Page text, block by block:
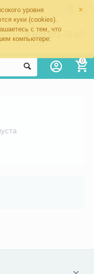
×
уровня
куки (cookies).
с тем, что
компьютере:
8 800 201-70-97
0